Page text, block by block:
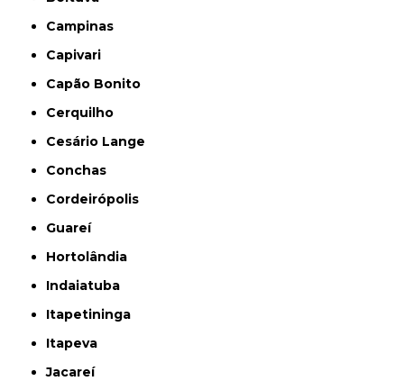
Campinas
Capivari
Capão Bonito
Cerquilho
Cesário Lange
Conchas
Cordeirópolis
Guareí
Hortolândia
Indaiatuba
Itapetininga
Itapeva
Jacareí